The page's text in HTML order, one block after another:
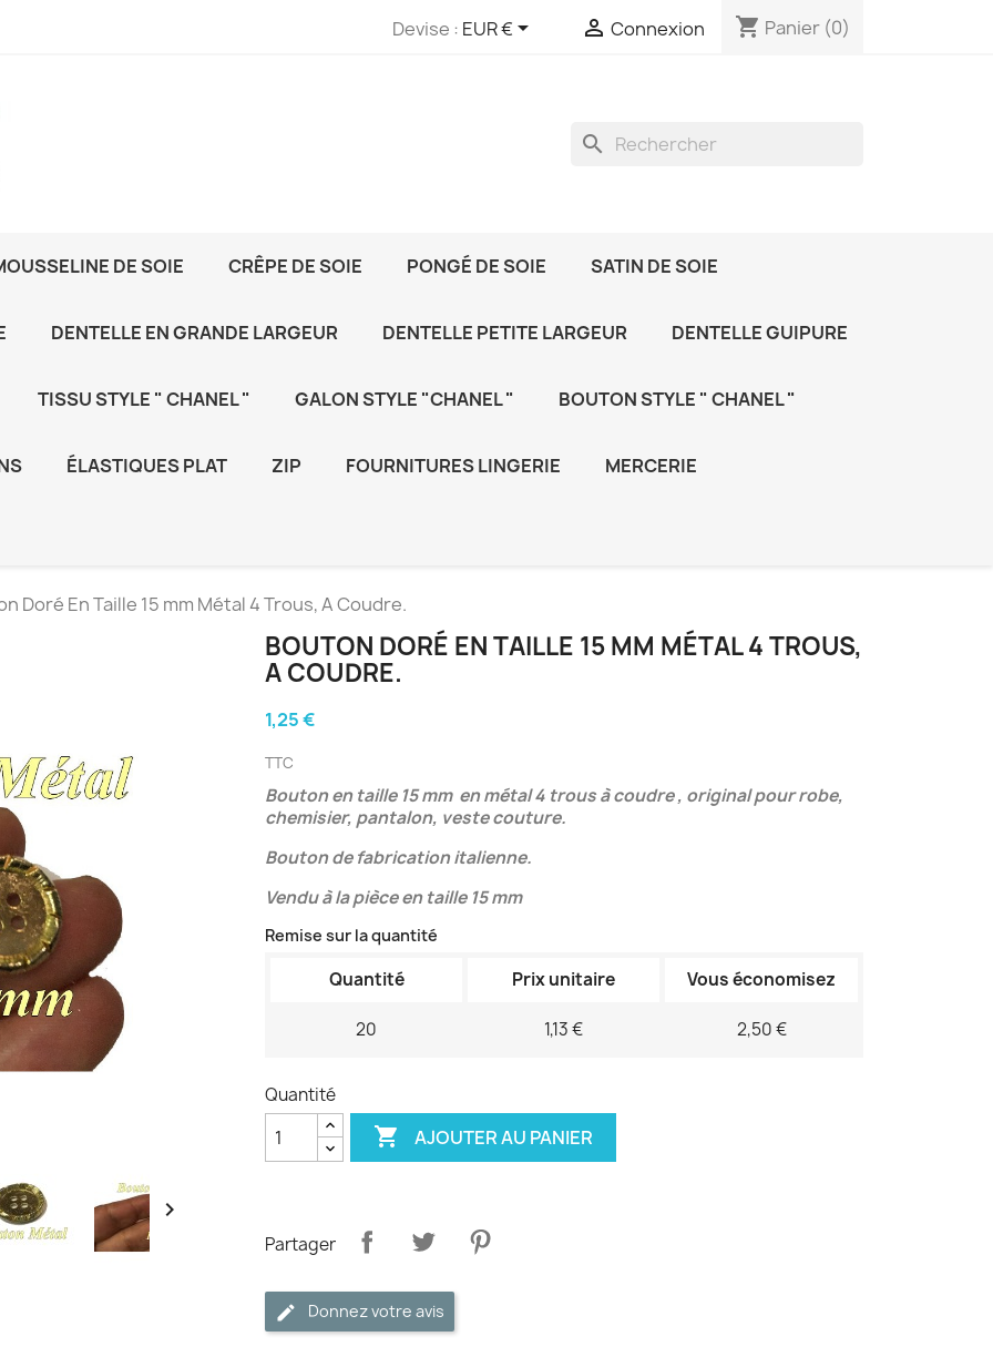
Devise : EUR €  Connexion shopping_cart Panier (0)
search
DE SOIE CRÊPE DE SOIE PONGÉ DE SOIE SATIN DE SOIE
DENTELLE EN GRANDE LARGEUR DENTELLE PETITE LARGEUR DENTELLE GUIPURE
TISSU STYLE " CHANEL " GALON STYLE "CHANEL " BOUTON STYLE " CHANEL "
ÉLASTIQUES PLAT ZIP FOURNITURES LINGERIE MERCERIE
Doré En Taille 15 mm Métal 4 Trous, A Coudre.

BOUTON DORÉ EN TAILLE 15 MM MÉTAL 4 TROUS,
A COUDRE.
1,25 €
TTC
Bouton en taille 15 mm en métal 4 trous à coudre , original pour robe,
chemisier, pantalon, veste couture.
Bouton de fabrication italienne.
Vendu à la pièce en taille 15 mm
Remise sur la quantité
Quantité Prix unitaire Vous économisez
20 1,13 € 2,50 €
Quantité
 AJOUTER AU PANIER
Partager
Donnez votre avis